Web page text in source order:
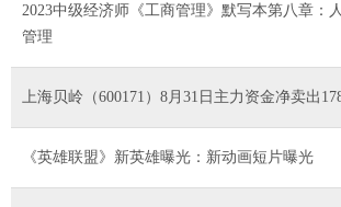
2023中级经济师《工商管理》默写本第八章：
管理
上海贝岭（600171）8月31日主力资金净卖出
《英雄联盟》新英雄曝光：新动画短片曝光